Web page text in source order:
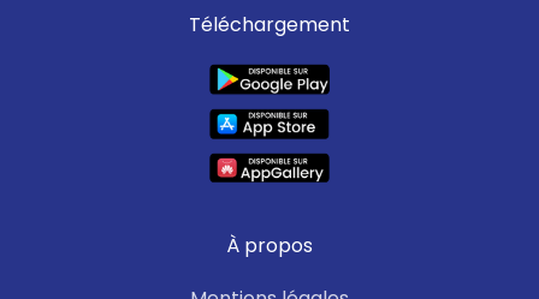
Téléchargement
À propos